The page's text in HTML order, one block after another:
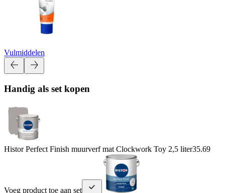
Vulmiddelen
Handig als set kopen
Histor Perfect Finish muurverf mat Clockwork Toy 2,5 liter35.69
Voeg product toe aan set